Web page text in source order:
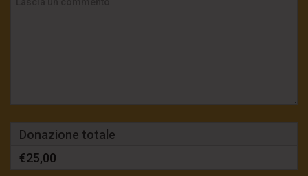
Donazione totale
€25,00